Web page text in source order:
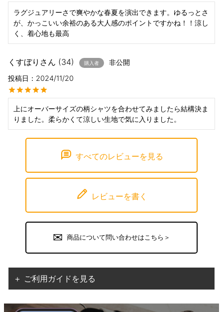
ラグジュアリーさで爽やかな春夏を演出できます。ゆるっとさ
が、かっこいい余裕のある大人感のポイントですかね！！涼し
く、着心地も最高
くすぼり 34 購入者
非公開
投稿日
2024/11/20
上にオーバーサイズの柄シャツを合わせてみましたら結構決ま
りました。柔らかくて涼しい生地で気に入りました。
すべてのレビューを見る
レビューを書く
商品について問い合わせはこちら＞
＋ ご利用ガイドを見る